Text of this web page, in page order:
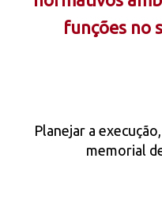
funções no
Planejar a
memorial